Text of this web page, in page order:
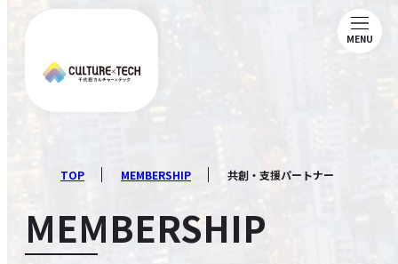
MENU
NEWS
MAGAZINE
TOP MEMBERSHIP 共創・支援パートナー
MEMBERSHIP